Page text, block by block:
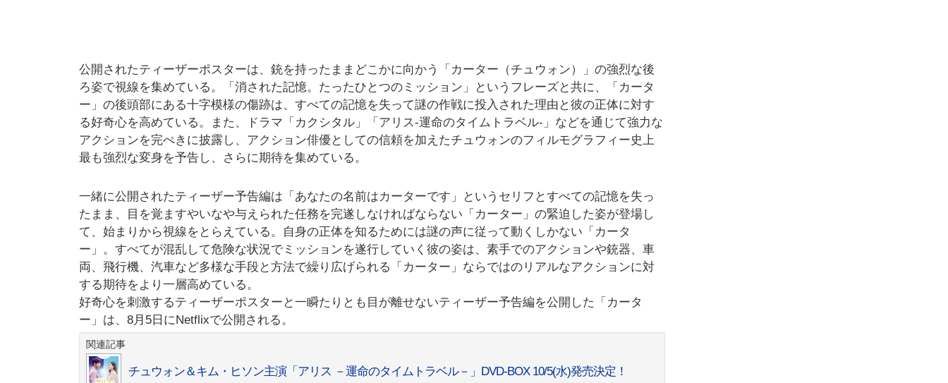
公開されたティーザーポスターは、銃を持ったままどこかに向かう「カーター（チュウォン）」の強烈な後
ろ姿で視線を集めている。「消された記憶。たったひとつのミッション」というフレーズと共に、「カータ
ー」の後頭部にある十字模様の傷跡は、すべての記憶を失って謎の作戦に投入された理由と彼の正体に対す
る好奇心を高めている。また、ドラマ「カクシタル」「アリス-運命のタイムトラベル-」などを通じて強力な
アクションを完ぺきに披露し、アクション俳優としての信頼を加えたチュウォンのフィルモグラフィー史上
最も強烈な変身を予告し、さらに期待を集めている。
一緒に公開されたティーザー予告編は「あなたの名前はカーターです」というセリフとすべての記憶を失っ
たまま、目を覚ますやいなや与えられた任務を完遂しなければならない「カーター」の緊迫した姿が登場し
て、始まりから視線をとらえている。自身の正体を知るためには謎の声に従って動くしかない「カータ
ー」。すべてが混乱して危険な状況でミッションを遂行していく彼の姿は、素手でのアクションや銃器、車
両、飛行機、汽車など多様な手段と方法で繰り広げられる「カーター」ならではのリアルなアクションに対
する期待をより一層高めている。
好奇心を刺激するティーザーポスターと一瞬たりとも目が離せないティーザー予告編を公開した「カータ
ー」は、8月5日にNetflixで公開される。
関連記事
チュウォン＆キム・ヒソン主演「アリス －運命のタイムトラベル－」DVD-BOX 10/5(⽔)発売決定！